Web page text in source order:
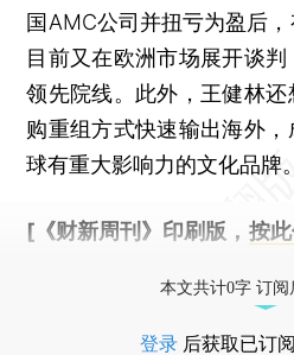
国AMC公司并扭亏为盈后
目前又在欧洲市场展开谈
领先院线。此外，王健林
购重组方式快速输出海外
球有重大影响力的文化品牌。
[《财新周刊》印刷版， 按
本文共计0字 订阅
登录 后获取已订